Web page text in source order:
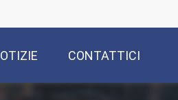
CONTATTICI